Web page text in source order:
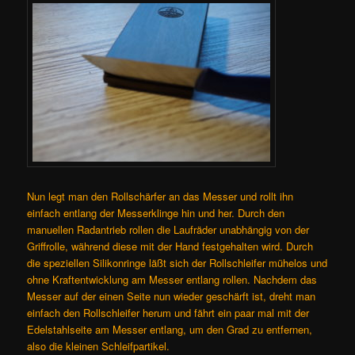
Nun legt man den Rollschärfer an das Messer und rollt ihn
einfach entlang der Messerklinge hin und her. Durch den
manuellen Radantrieb rollen die Laufräder unabhängig von der
Griffrolle, während diese mit der Hand festgehalten wird. Durch
die speziellen Silikonringe läßt sich der Rollschleifer mühelos und
ohne Kraftentwicklung am Messer entlang rollen. Nachdem das
Messer auf der einen Seite nun wieder geschärft ist, dreht man
einfach den Rollschleifer herum und fährt ein paar mal mit der
Edelstahlseite am Messer entlang, um den Grad zu entfernen,
also die kleinen Schleifpartikel.